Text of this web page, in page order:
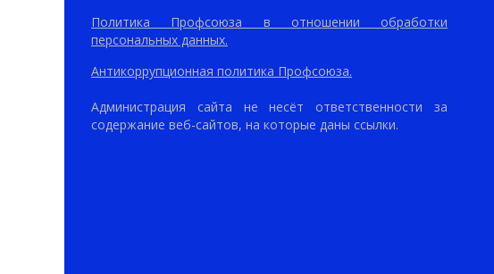
Политика Профсоюза в отношении обработки
персональных данных.
Антикоррупционная политика Профсоюза.
Администрация сайта не несёт ответственности за
содержание веб-сайтов, на которые даны ссылки.